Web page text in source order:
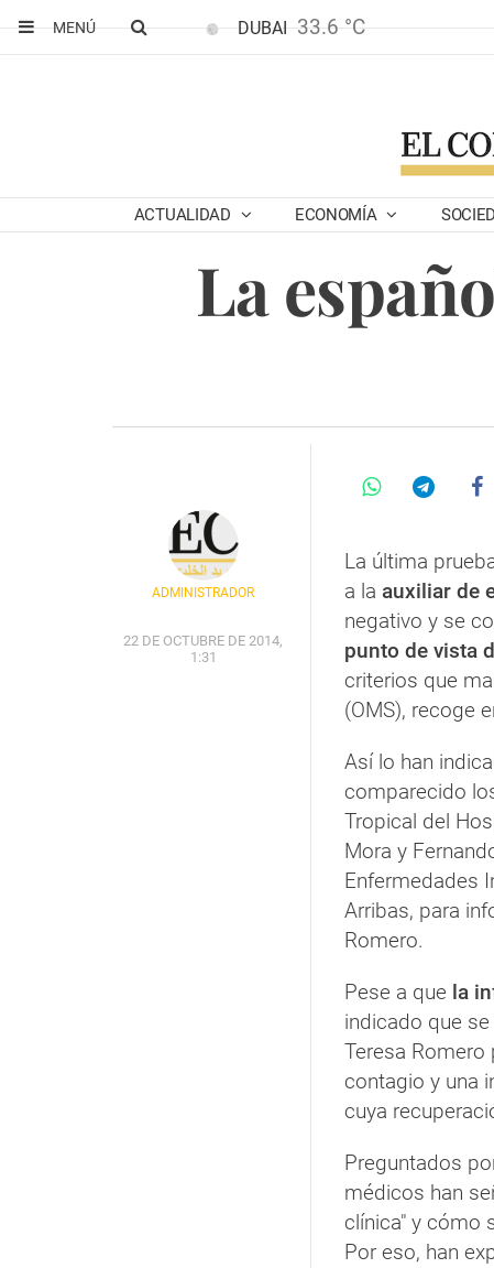
MENÚ
DUBAI 33.6 °C
ACTUALIDAD ECONOMÍA
La
ADMINISTRADOR
22 DE OCTUBRE DE 2014,
1:31
La última
a la auxiliar de
negativo y se
punto de vista
criterios que
(OMS), recoge
Así lo han
comparecido
Tropical del
Mora y
Enfermedades
Arribas, para
Romero.
Pese a que la
indicado que
Teresa Romero
contagio y una
cuya
Preguntados
médicos han
clínica" y cómo
Por eso, han